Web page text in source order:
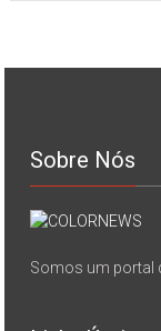
Sobre Nós
Somos um portal